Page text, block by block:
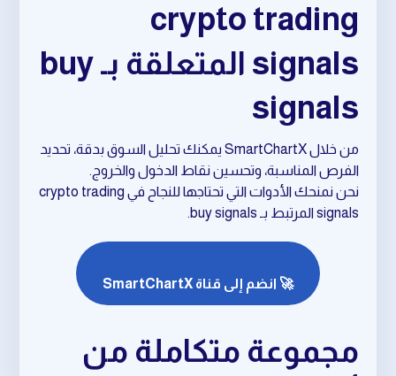
crypto trading
signals المتعلقة بـ buy
signals
من خلال SmartChartX يمكنك تحليل السوق بدقة، تحديد
الفرص المناسبة، وتحسين نقاط الدخول والخروج.
نحن نمنحك الأدوات التي تحتاجها للنجاح في crypto trading
signals المرتبط بـ buy signals.
🚀 انضم إلى قناة SmartChartX
مجموعة متكاملة من